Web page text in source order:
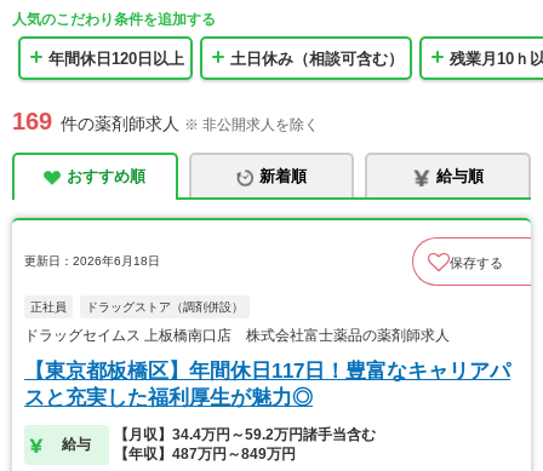
人気のこだわり条件を追加する
年間休日120日以上 土日休み（相談可含む） 残業月10ｈ
169 件の薬剤師求人 ※ 非公開求人を除く
おすすめ順 新着順 給与順
更新日：2026年6月18日 保存する
正社員 ドラッグストア（調剤併設）
ドラッグセイムス 上板橋南口店 株式会社富士薬品の薬剤師求人
【東京都板橋区】年間休日117日！豊富なキャリアパ
スと充実した福利厚生が魅力◎
給与
【月収】34.4万円～59.2万円諸手当含む
【年収】487万円～849万円